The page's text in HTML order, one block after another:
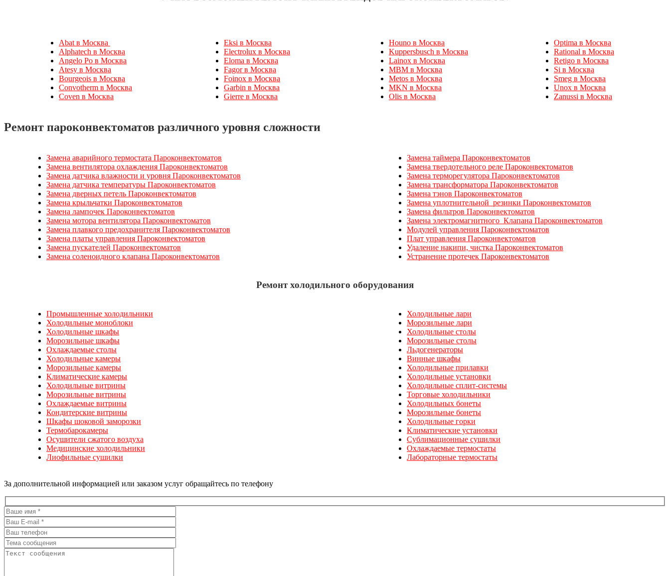
Abat в Москва
Alphatech в Москва
Angelo Po в Москва
Atesy в Москва
Bourgeois в Москва
Convotherm в Москва
Coven в Москва
Eksi в Москва
Electrolux в Москва
Eloma в Москва
Fagor в Москва
Foinox в Москва
Garbin в Москва
Gierre в Москва
Houno в Москва
Kuppersbusch в Москва
Lainox в Москва
MBM в Москва
Metos в Москва
MKN в Москва
Olis в Москва
Optima в Москва
Rational в Москва
Retigo в Москва
Si в Москва
Smeg в Москва
Unox в Москва
Zanussi в Москва
Ремонт пароконвектоматов различного уровня сложности
Замена аварийного термостата Пароконвектоматов
Замена вентилятора охлаждения Пароконвектоматов
Замена датчика влажности и уровня Пароконвектоматов
Замена датчика температуры Пароконвектоматов
Замена дверных петель Пароконвектоматов
Замена крыльчатки Пароконвектоматов
Замена лампочек Пароконвектоматов
Замена мотора вентилятора Пароконвектоматов
Замена плавкого предохранителя Пароконвектоматов
Замена платы управления Пароконвектоматов
Замена пускателей Пароконвектоматов
Замена соленоидного клапана Пароконвектоматов
Замена таймера Пароконвектоматов
Замена твердотельного реле Пароконвектоматов
Замена терморегулятора Пароконвектоматов
Замена трансформатора Пароконвектоматов
Замена тэнов Пароконвектоматов
Замена уплотнительной резинки Пароконвектоматов
Замена фильтров Пароконвектоматов
Замена электромагнитного Клапана Пароконвектоматов
Модулей управления Пароконвектоматов
Плат управления Пароконвектоматов
Удаление накипи, чистка Пароконвектоматов
Устранение протечек Пароконвектоматов
Ремонт холодильного оборудования
Промышленные холодильники
Холодильные моноблоки
Холодильные шкафы
Морозильные шкафы
Охлаждаемые столы
Холодильные камеры
Морозильные камеры
Климатические камеры
Холодильные витрины
Морозильные витрины
Охлаждаемые витрины
Кондитерские витрины
Шкафы шоковой заморозки
Термобарокамеры
Осушители сжатого воздуха
Медицинские холодильники
Лиофильные сушилки
Холодильные лари
Морозильные лари
Холодильные столы
Морозильные столы
Льдогенераторы
Винные шкафы
Холодильные прилавки
Холодильные установки
Холодильные сплит-системы
Торговые холодильники
Холодильных бонеты
Морозильные бонеты
Холодильные горки
Климатические установки
Сублимационные сушилки
Охлаждаемые термостаты
Лабораторные термостаты
За дополнительной информацией или заказом услуг обращайтесь по телефону